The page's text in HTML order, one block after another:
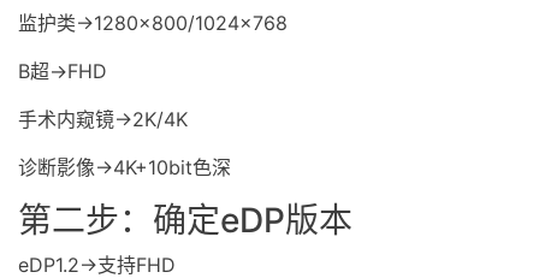
监护类→1280×800/1024×768
B超→FHD
手术内窥镜→2K/4K
诊断影像→4K+10bit色深
第二步：确定eDP版本
eDP1.2→支持FHD